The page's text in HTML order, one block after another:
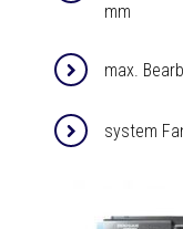
mm
max.
system